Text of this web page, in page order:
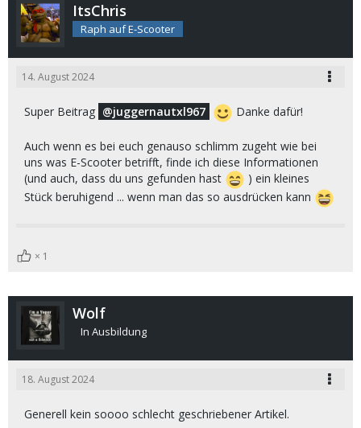
ItsChris
Raph auf E-Scooter
14. August 2024
Super Beitrag juggernautxl967 Danke dafür!
Auch wenn es bei euch genauso schlimm zugeht wie bei
uns was E-Scooter betrifft, finde ich diese Informationen
(und auch, dass du uns gefunden hast
) ein kleines
Stück beruhigend ... wenn man das so ausdrücken kann
1
Wolf
In Ausbildung
18. August 2024
Generell kein soooo schlecht geschriebener Artikel.